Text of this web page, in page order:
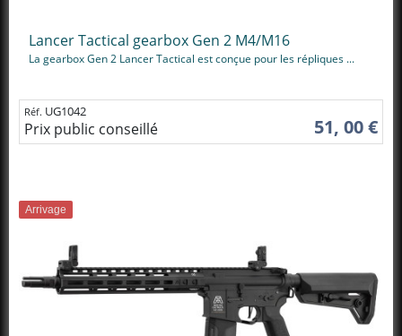
Lancer Tactical gearbox Gen 2 M4/M16
La gearbox Gen 2 Lancer Tactical est conçue pour les répliques ...
Réf. UG1042
Prix public conseillé 51, 00 €
Arrivage